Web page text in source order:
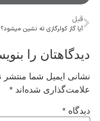
قبل
دیدگاهتان را
نشانی ایمیل شما منتشر
علامت‌گذاری شده‌اند *
دیدگاه *